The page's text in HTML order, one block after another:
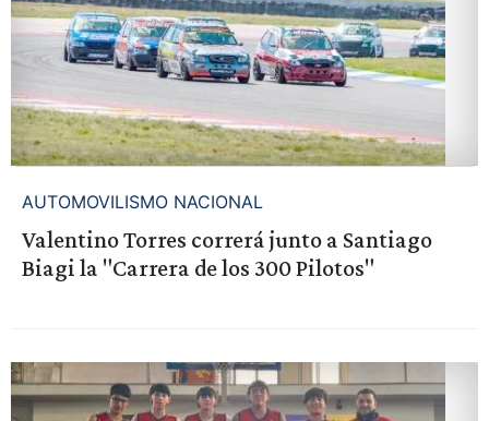
AUTOMOVILISMO NACIONAL
Valentino Torres correrá junto a Santiago
Biagi la "Carrera de los 300 Pilotos"